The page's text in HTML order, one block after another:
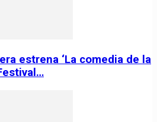
estrena ‘La comedia de la